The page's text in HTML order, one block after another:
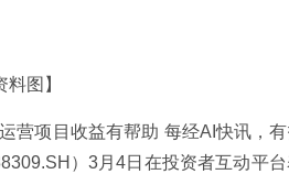
料图】
项目收益有帮助 每经AI快讯，
）3月4日在投资者互动平